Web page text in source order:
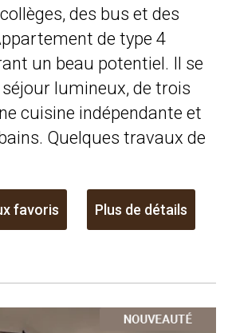
des bus et des
de type 4
un beau potentiel. Il se
lumineux, de trois
cuisine indépendante et
Quelques travaux de
favoris Plus de détails